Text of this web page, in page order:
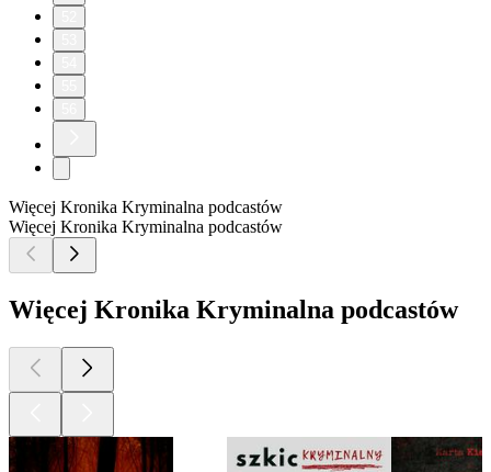
Więcej Kronika Kryminalna podcastów
Więcej Kronika Kryminalna podcastów
Więcej Kronika Kryminalna podcastów